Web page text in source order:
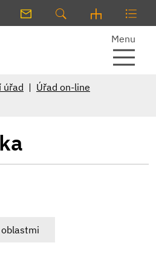
Menu
úřad
Úřad on-line
oblastmi